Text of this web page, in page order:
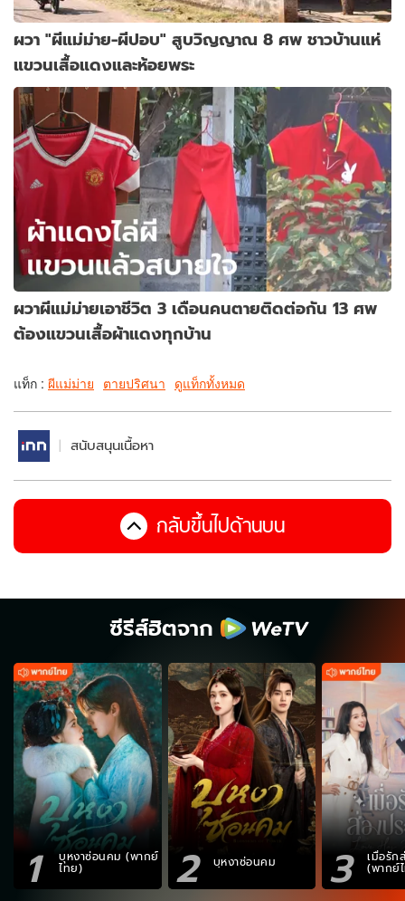
ผวา "ผีแม่ม่าย-ผีปอบ" สูบวิญญาณ 8 ศพ ชาวบ้านแห่
แขวนเสื้อแดงและห้อยพระ
ผวาผีแม่ม่ายเอาชีวิต 3 เดือนคนตายติดต่อกัน 13 ศพ
ต้องแขวนเสื้อผ้าแดงทุกบ้าน
แท็ก : ผีแม่ม่าย ตายปริศนา ดูแท็กทั้งหมด
สนับสนุนเนื้อหา
กลับขึ้นไปด้านบน
ซีรีส์ฮิตจาก
1 บุหงาซ่อนคม (พากย์
ไทย) 2 บุหงาซ่อนคม 3 เมื่อรัก
(พากย์